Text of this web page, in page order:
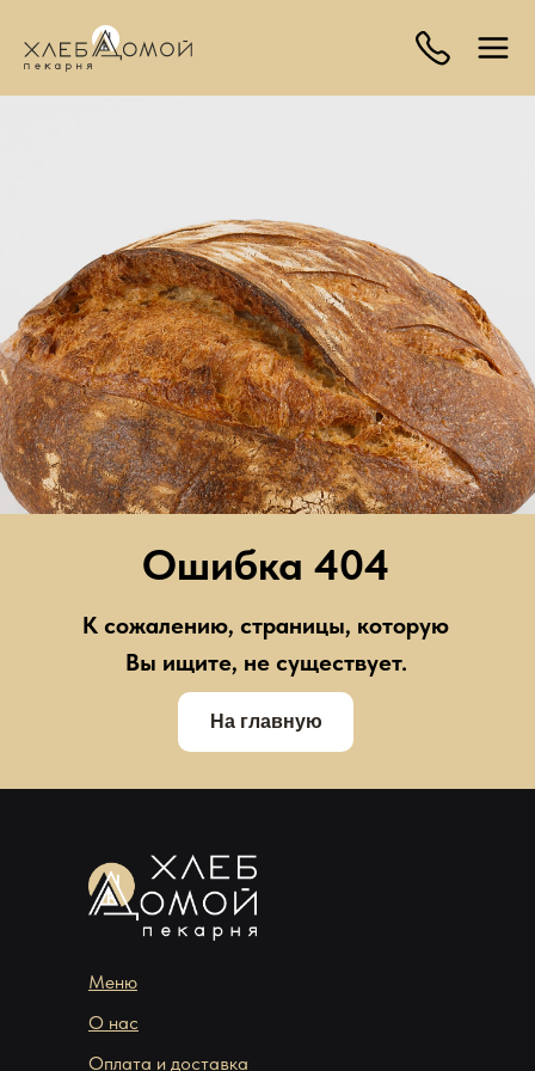
7 922 223 30
07
Ошибка 404
К сожалению, страницы, которую
Вы ищите, не существует.
На главную
Меню
О нас
Оплата и доставка